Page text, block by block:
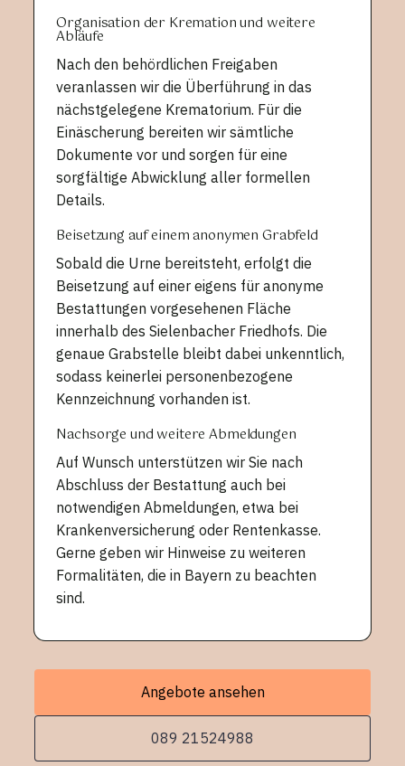
Organisation der Kremation und weitere
Abläufe
Nach den behördlichen Freigaben
veranlassen wir die Überführung in das
nächstgelegene Krematorium. Für die
Einäscherung bereiten wir sämtliche
Dokumente vor und sorgen für eine
sorgfältige Abwicklung aller formellen
Details.
Beisetzung auf einem anonymen Grabfeld
Sobald die Urne bereitsteht, erfolgt die
Beisetzung auf einer eigens für anonyme
Bestattungen vorgesehenen Fläche
innerhalb des Sielenbacher Friedhofs. Die
genaue Grabstelle bleibt dabei unkenntlich,
sodass keinerlei personenbezogene
Kennzeichnung vorhanden ist.
Nachsorge und weitere Abmeldungen
Auf Wunsch unterstützen wir Sie nach
Abschluss der Bestattung auch bei
notwendigen Abmeldungen, etwa bei
Krankenversicherung oder Rentenkasse.
Gerne geben wir Hinweise zu weiteren
Formalitäten, die in Bayern zu beachten
sind.
Angebote ansehen
089 21524988